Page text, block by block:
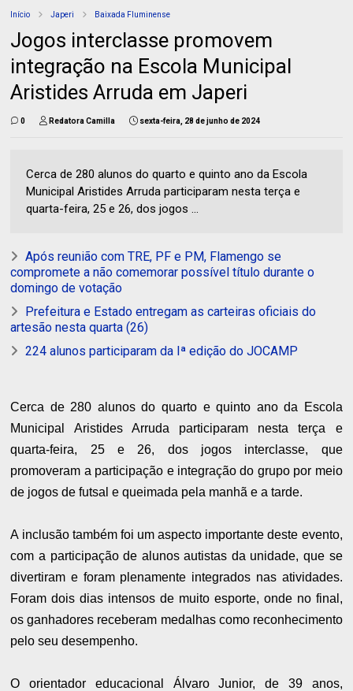
Início Japeri Baixada Fluminense
Jogos interclasse promovem
integração na Escola Municipal
Aristides Arruda em Japeri
0 Redatora Camilla sexta-feira, 28 de junho de 2024
Cerca de 280 alunos do quarto e quinto ano da Escola
Municipal Aristides Arruda participaram nesta terça e
quarta-feira, 25 e 26, dos jogos ...
Após reunião com TRE, PF e PM, Flamengo se
compromete a não comemorar possível título durante o
domingo de votação
Prefeitura e Estado entregam as carteiras oficiais do
artesão nesta quarta (26)
224 alunos participaram da Iª edição do JOCAMP
Cerca de 280 alunos do quarto e quinto ano da Escola
Municipal Aristides Arruda participaram nesta terça e
quarta-feira, 25 e 26, dos jogos interclasse, que
promoveram a participação e integração do grupo por meio
de jogos de futsal e queimada pela manhã e a tarde.
A inclusão também foi um aspecto importante deste evento,
com a participação de alunos autistas da unidade, que se
divertiram e foram plenamente integrados nas atividades.
Foram dois dias intensos de muito esporte, onde no final,
os ganhadores receberam medalhas como reconhecimento
pelo seu desempenho.
O orientador educacional Álvaro Junior, de 39 anos,